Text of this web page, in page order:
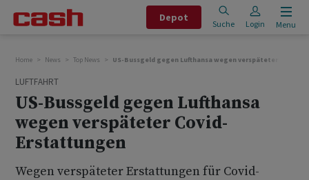
Depot
Suche Login Menu
Home News Top News US-Bussgeld gegen Lufthansa wegen verspäteter Covid-
LUFTFAHRT
US-Bussgeld gegen Lufthansa
wegen verspäteter Covid-
Erstattungen
Wegen verspäteter Erstattungen für Covid-